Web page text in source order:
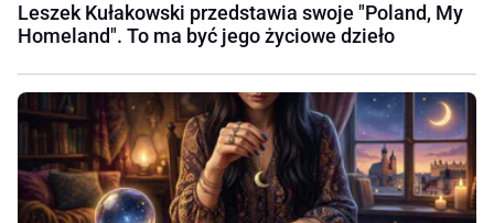
Leszek Kułakowski przedstawia swoje "Poland, My
Homeland". To ma być jego życiowe dzieło